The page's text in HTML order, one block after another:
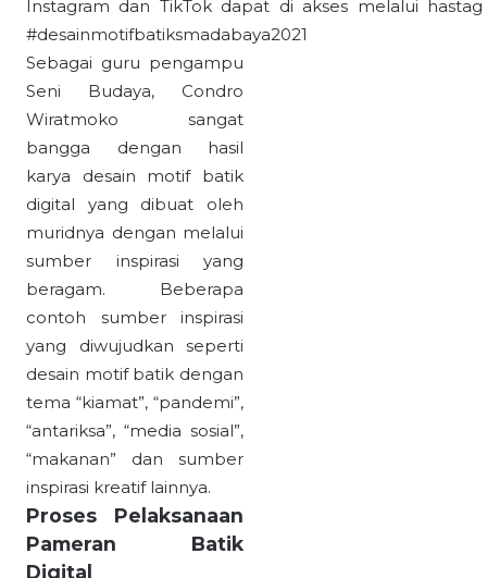
Instagram dan TikTok dapat di akses melalui hastag
#desainmotifbatiksmadabaya2021
Sebagai guru pengampu
Seni Budaya, Condro
Wiratmoko sangat
bangga dengan hasil
karya desain motif batik
digital yang dibuat oleh
muridnya dengan melalui
sumber inspirasi yang
beragam. Beberapa
contoh sumber inspirasi
yang diwujudkan seperti
desain motif batik dengan
tema “kiamat”, “pandemi”,
“antariksa”, “media sosial”,
“makanan” dan sumber
inspirasi kreatif lainnya.
Proses Pelaksanaan
Pameran Batik
Digital